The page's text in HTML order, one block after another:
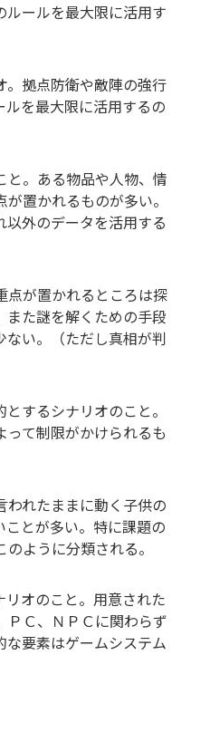
ルールを最大限に活用す
。拠点防衛や敵陣の強行
を最大限に活用するの
と。ある物品や人物、情
置かれるものが多い。
外のデータを活用する
点が置かれるところは探
また謎を解くための手段
ない。（ただし真相が判
するシナリオのこと。
って制限がかけられるも
われたままに動く子供の
とが多い。特に課題の
ように分類される。
オのこと。用意された
ＰＣ、ＮＰＣに関わらず
要素はゲームシステム